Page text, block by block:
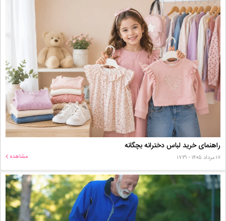
راهنمای خرید لباس دخترانه بچگانه
۱۷ مرداد ۱۴۰۵ - ۱۷:۳۱ مشاهده